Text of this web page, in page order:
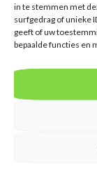
in te stemmen met
surfgedrag of unieke
geeft of uw
bepaalde functies en